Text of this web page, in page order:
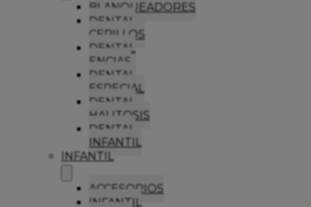
BLANQUEADORES
DENTAL
CEPILLOS
DENTAL
ENCIAS
DENTAL
ESPECIAL
DENTAL
HALITOSIS
DENTAL
INFANTIL
INFANTIL
ACCESORIOS
INFANTIL